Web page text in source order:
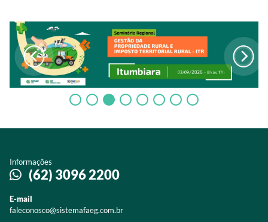
Informações
(62) 3096 2200
E-mail
faleconosco@sistemafaeg.com.br